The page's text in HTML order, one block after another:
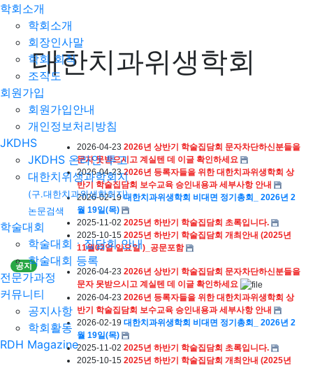
학회소개
학회소개
회장인사말
학회 회칙
조직도
회원가입
회원가입안내
개인정보처리방침
JKDHS
JKDHS 온라인 투고
대한치위생과학회지
(구.대한치과위생학회지)
논문검색
학술대회
학술대회ㆍ집담회 안내
학술대회 등록
전문가과정
커뮤니티
공지사항
학회활동
RDH Magazine
대한치과위생학회
공지
2026-04-23 2026년 상반기 학술집담회 문자차단하신분들을
문자 못받으시고 계실텐 데 이글 확인하세요
2026-04-23 2026년 등록자들을 위한 대한치과위생학회 상
반기 학술집담회 보수교육 승인내용과 세부사항 안내
2026-02-19 대한치과위생학회 비대면 정기총회_ 2026년 2
월 19일(목)
2025-11-02 2025년 하반기 학술집담회 초록입니다.
2025-10-15 2025년 하반기 학술집담회 개최안내 (2025년
11월02일 일요일 )_공문포함
2026-04-23 2026년 상반기 학술집담회 문자차단하신분들을
문자 못받으시고 계실텐 데 이글 확인하세요
2026-04-23 2026년 등록자들을 위한 대한치과위생학회 상
반기 학술집담회 보수교육 승인내용과 세부사항 안내
2026-02-19 대한치과위생학회 비대면 정기총회_ 2026년 2
월 19일(목)
2025-11-02 2025년 하반기 학술집담회 초록입니다.
2025-10-15 2025년 하반기 학술집담회 개최안내 (2025년